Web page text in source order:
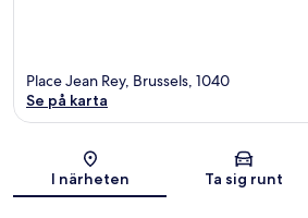
Karta
Place Jean Rey, Brussels, 1040
Se på karta
I närheten Ta sig runt